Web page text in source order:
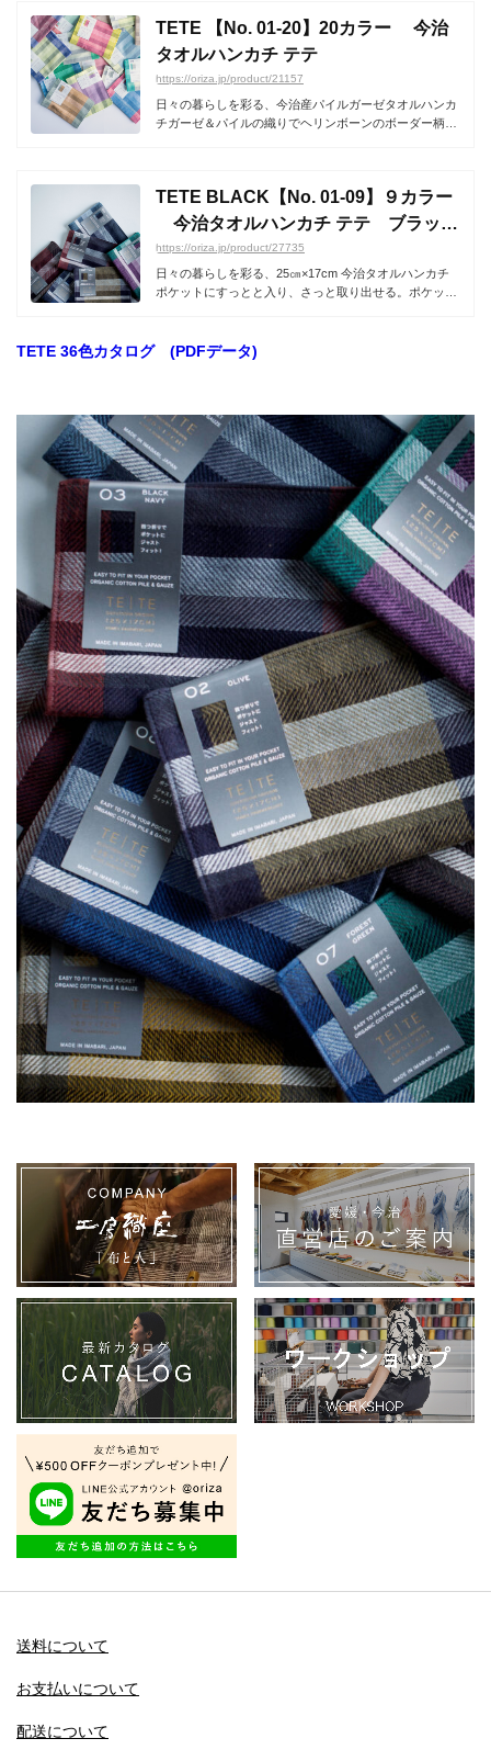
TETE 【No. 01-20】20カラー 今治
タオルハンカチ テテ
https://oriza.jp/product/21157
日々の暮らしを彩る、今治産パイルガーゼタオルハンカ
チガーゼ＆パイルの織りでヘリンボーンのボーダー柄が
TETE BLACK【No. 01-09】９カラー
今治タオルハンカチ テテ ブラック
シリーズ
https://oriza.jp/product/27735
日々の暮らしを彩る、25㎝×17cm 今治タオルハンカチ
ポケットにすっとと入り、さっと取り出せる。ポケット
TETE 36色カタログ (PDFデータ)
送料について
お支払いについて
配送について